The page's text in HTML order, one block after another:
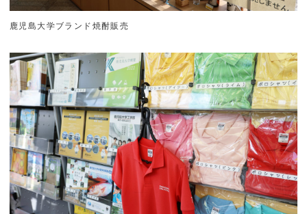
鹿児島大学ブランド焼酎販売